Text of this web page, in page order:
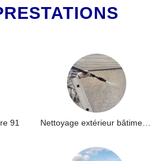
91